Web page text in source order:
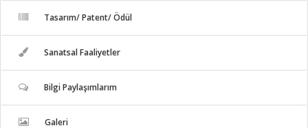
Tasarım/ Patent/ Ödül
Sanatsal Faaliyetler
Bilgi Paylaşımlarım
Galeri